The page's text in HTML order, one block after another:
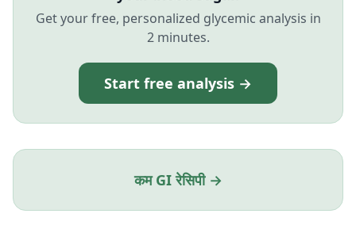
Get your free, personalized glycemic analysis in
2 minutes.
Start free analysis →
कम GI रेसिपी →